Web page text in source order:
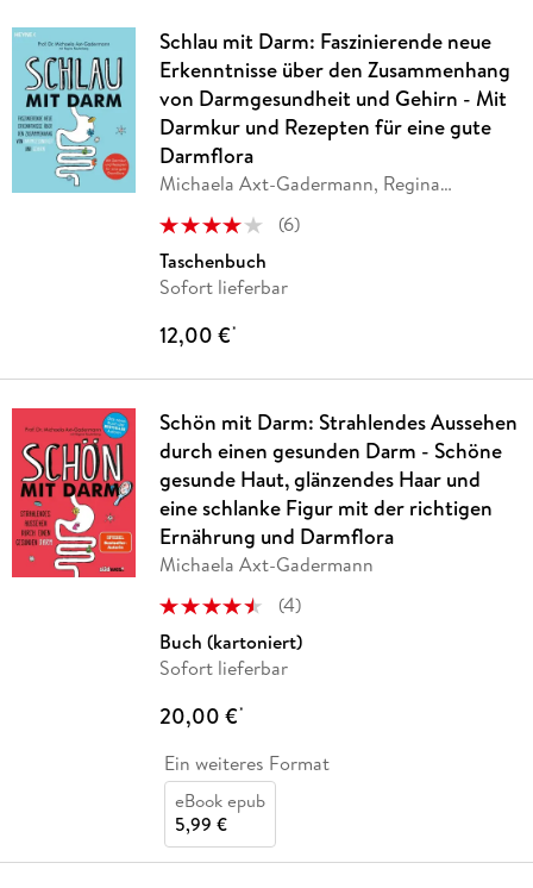
Schlau mit Darm: Faszinierende neue
Erkenntnisse über den Zusammenhang
von Darmgesundheit und Gehirn - Mit
Darmkur und Rezepten für eine gute
Darmflora
Michaela Axt-Gadermann, Regina
(6)
Taschenbuch
Sofort lieferbar
12,00 €*
Schön mit Darm: Strahlendes Aussehen
durch einen gesunden Darm - Schöne
gesunde Haut, glänzendes Haar und
eine schlanke Figur mit der richtigen
Ernährung und Darmflora
Michaela Axt-Gadermann
(4)
Buch (kartoniert)
Sofort lieferbar
20,00 €*
Ein weiteres Format
eBook epub
5,99 €